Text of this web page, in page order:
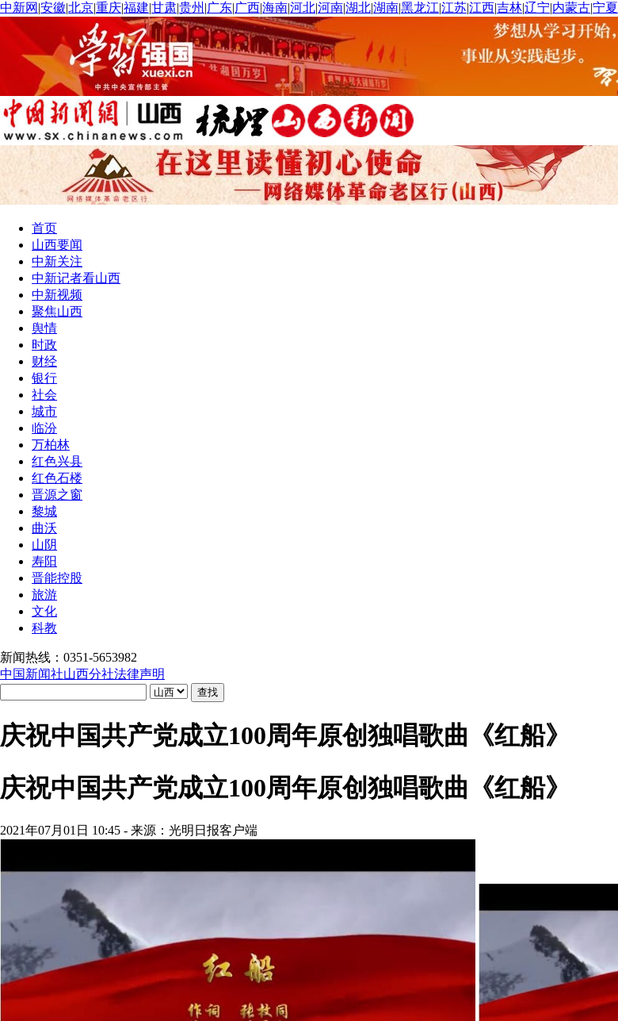
中新网 |安徽|北京|重庆|福建|甘肃|贵州 |广东|广西|海南|河北|河南|湖北|湖南|黑龙江|江苏|江西|吉林|辽宁|内蒙古|宁夏
首页
山西要闻
中新关注
中新记者看山西
中新视频
聚焦山西
舆情
时政
财经
银行
社会
城市
临汾
万柏林
红色兴县
红色石楼
晋源之窗
黎城
曲沃
山阴
寿阳
晋能控股
旅游
文化
科教
新闻热线：0351-5653982
中国新闻社山西分社法律声明
庆祝中国共产党成立100周年原创独唱歌曲《红船》
庆祝中国共产党成立100周年原创独唱歌曲《红船》
2021年07月01日 10:45 - 来源：光明日报客户端